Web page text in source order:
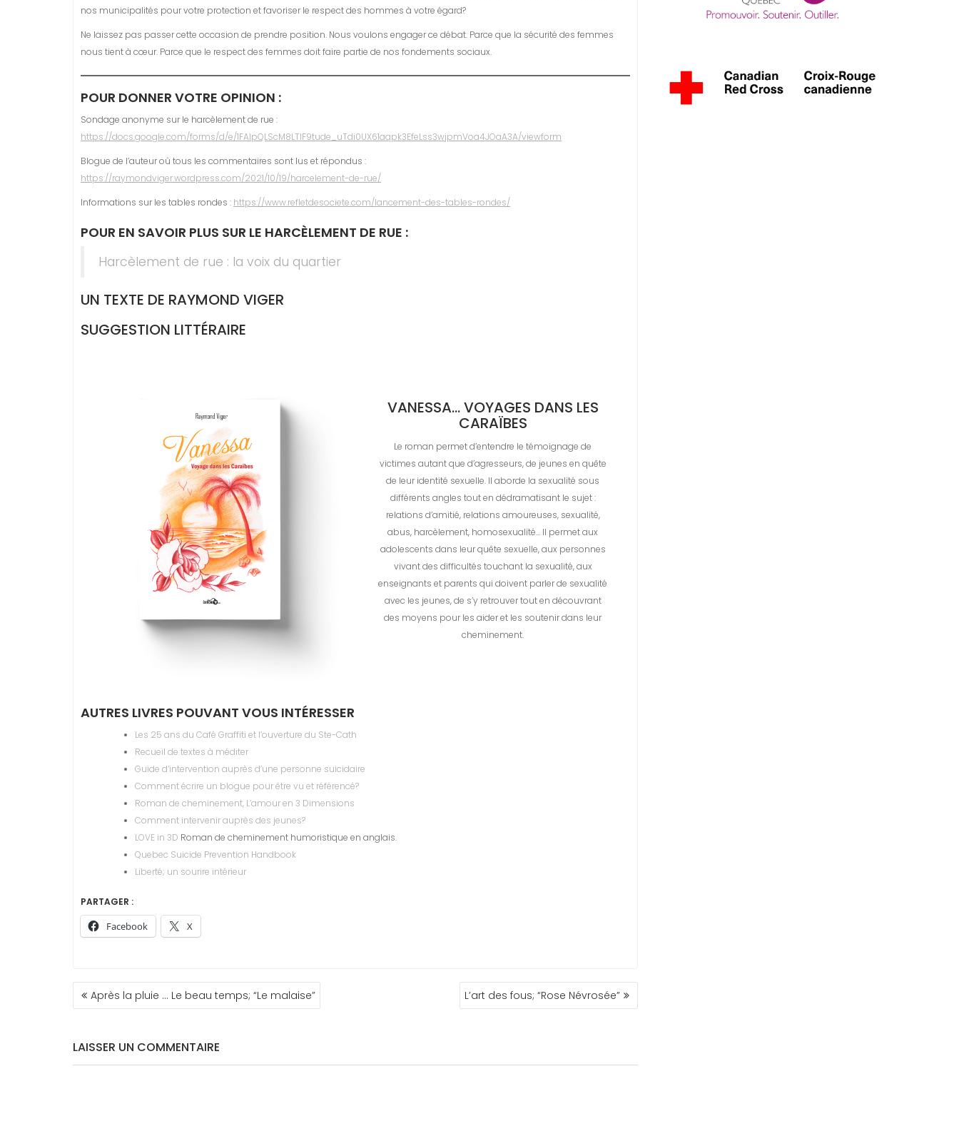
nos municipalités pour votre protection et favoriser le respect des hommes à votre égard?
Ne laissez pas passer cette occasion de prendre position. Nous voulons engager ce débat. Parce que la sécurité des femmes
nous tient à cœur. Parce que le respect des femmes doit faire partie de nos fondements sociaux.
POUR DONNER VOTRE OPINION :
Sondage anonyme sur le harcèlement de rue :
https://docs.google.com/forms/d/e/1FAIpQLScM8LTlF9tude_uTdi0UX61aqpk3EfeLss3wjpmVoa4JOaA3A/viewform
Blogue de l’auteur où tous les commentaires sont lus et répondus :
https://raymondviger.wordpress.com/2021/10/19/harcelement-de-rue/
Informations sur les tables rondes : https://www.refletdesociete.com/lancement-des-tables-rondes/
POUR EN SAVOIR PLUS SUR LE HARCÈLEMENT DE RUE :
Harcèlement de rue : la voix du quartier
UN TEXTE DE RAYMOND VIGER
SUGGESTION LITTÉRAIRE
VANESSA… VOYAGES DANS LES
CARAÏBES
Le roman permet d’entendre le témoignage de
victimes autant que d’agresseurs, de jeunes en quête
de leur identité sexuelle. Il aborde la sexualité sous
différents angles tout en dédramatisant le sujet :
relations d’amitié, relations amoureuses, sexualité,
abus, harcèlement, homosexualité… Il permet aux
adolescents dans leur quête sexuelle, aux personnes
vivant des difficultés touchant la sexualité, aux
enseignants et parents qui doivent parler de sexualité
avec les jeunes, de s’y retrouver tout en découvrant
des moyens pour les aider et les soutenir dans leur
cheminement.
AUTRES LIVRES POUVANT VOUS INTÉRESSER
Les 25 ans du Café Graffiti et l’ouverture du Ste-Cath
Recueil de textes à méditer
Guide d’intervention auprès d’une personne suicidaire
Comment écrire un blogue pour être vu et référencé?
Roman de cheminement, L’amour en 3 Dimensions
Comment intervenir auprès des jeunes?
LOVE in 3D Roman de cheminement humoristique en anglais.
Quebec Suicide Prevention Handbook
Liberté; un sourire intérieur
PARTAGER :
Facebook X
NAVIGATION
DEAprès la pluie … Le beau temps; “Le malaise” L’art des fous; “Rose Névrosée”
LAISSER UN COMMENTAIRE